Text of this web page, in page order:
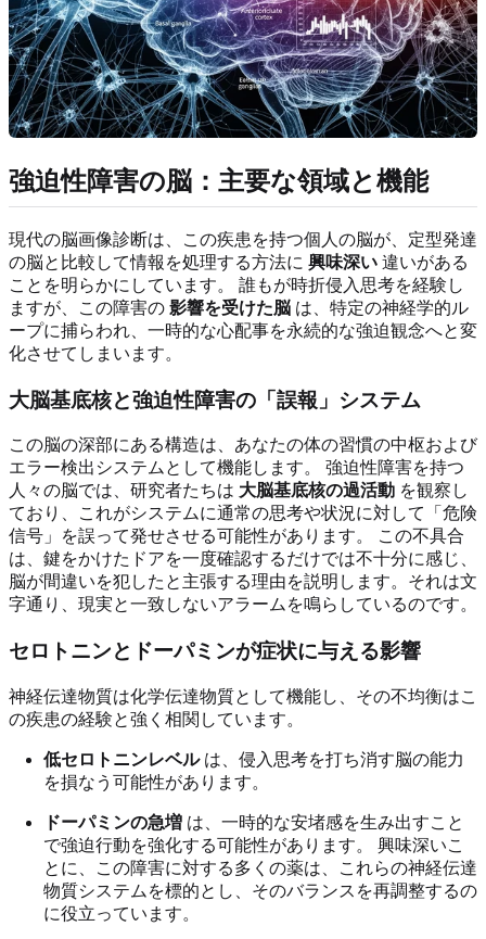
強迫性障害の脳：主要な領域と機能
現代の脳画像診断は、この疾患を持つ個人の脳が、定型発達
の脳と比較して情報を処理する方法に 興味深い 違いがある
ことを明らかにしています。 誰もが時折侵入思考を経験し
ますが、この障害の 影響を受けた脳 は、特定の神経学的ル
ープに捕らわれ、一時的な心配事を永続的な強迫観念へと変
化させてしまいます。
大脳基底核と強迫性障害の「誤報」システム
この脳の深部にある構造は、あなたの体の習慣の中枢および
エラー検出システムとして機能します。 強迫性障害を持つ
人々の脳では、研究者たちは 大脳基底核の過活動 を観察し
ており、これがシステムに通常の思考や状況に対して「危険
信号」を誤って発せさせる可能性があります。 この不具合
は、鍵をかけたドアを一度確認するだけでは不十分に感じ、
脳が間違いを犯したと主張する理由を説明します。それは文
字通り、現実と一致しないアラームを鳴らしているのです。
セロトニンとドーパミンが症状に与える影響
神経伝達物質は化学伝達物質として機能し、その不均衡はこ
の疾患の経験と強く相関しています。
低セロトニンレベルは、侵入思考を打ち消す脳の能力
を損なう可能性があります。
ドーパミンの急増 は、一時的な安堵感を生み出すこと
で強迫行動を強化する可能性があります。 興味深いこ
とに、この障害に対する多くの薬は、これらの神経伝達
物質システムを標的とし、そのバランスを再調整するの
に役立っています。